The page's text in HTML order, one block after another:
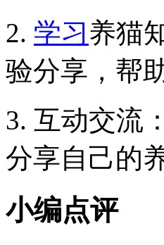
2. 学习养猫
验分享，帮
3. 互动交流
分享自己的
小编点评